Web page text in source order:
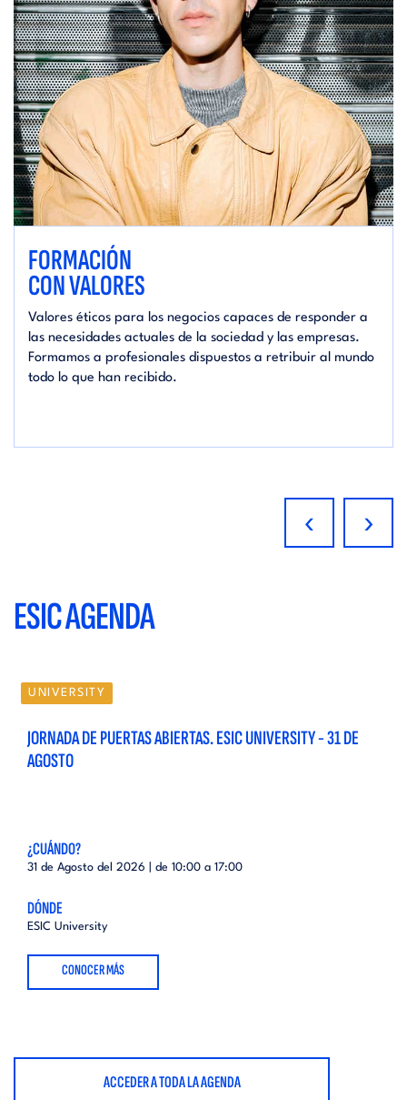
FORMACIÓN
CON VALORES
Valores éticos para los negocios capaces de responder a
las necesidades actuales de la sociedad y las empresas.
Formamos a profesionales dispuestos a retribuir al mundo
todo lo que han recibido.
‹ ›
ESIC AGENDA
UNIVERSITY
JORNADA DE PUERTAS ABIERTAS. ESIC UNIVERSITY - 31 DE
AGOSTO
¿CUÁNDO?
31 de Agosto del 2026 | de 10:00 a 17:00
DÓNDE
ESIC University
CONOCER MÁS
ACCEDER A TODA LA AGENDA